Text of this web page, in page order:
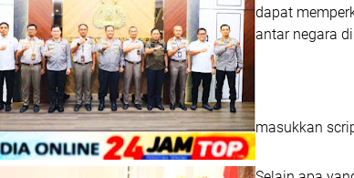
dapat
antar negara
masukkan